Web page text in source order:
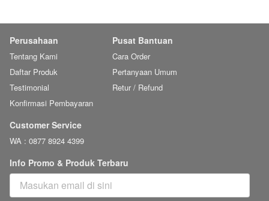
Perusahaan
Tentang Kami
Daftar Produk
Testimonial
Konfirmasi Pembayaran
Pusat Bantuan
Cara Order
Pertanyaan Umum
Retur / Refund
Customer Service
WA : 0877 8924 4399
Info Promo & Produk Terbaru